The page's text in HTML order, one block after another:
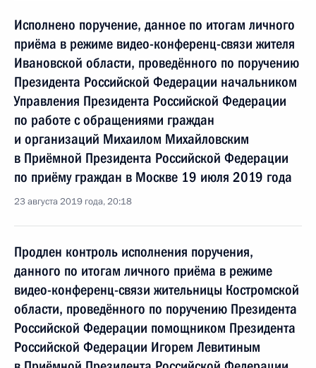
Исполнено поручение, данное по итогам личного
приёма в режиме видео-конференц-связи жителя
Ивановской области, проведённого по поручению
Президента Российской Федерации начальником
Управления Президента Российской Федерации
по работе с обращениями граждан
и организаций Михаилом Михайловским
в Приёмной Президента Российской Федерации
по приёму граждан в Москве 19 июля 2019 года
23 августа 2019 года, 20:18
Продлен контроль исполнения поручения,
данного по итогам личного приёма в режиме
видео-конференц-связи жительницы Костромской
области, проведённого по поручению Президента
Российской Федерации помощником Президента
Российской Федерации Игорем Левитиным